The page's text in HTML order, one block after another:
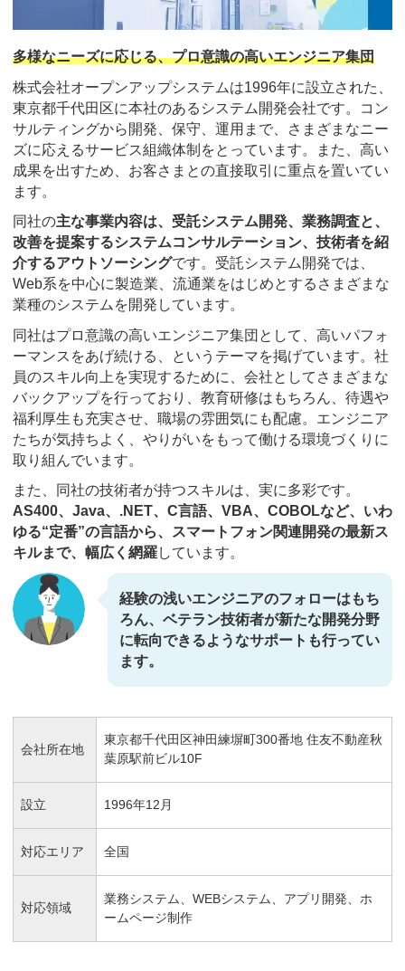
多様なニーズに応じる、プロ意識の高いエンジニア集団
株式会社オープンアップシステムは1996年に設立された、
東京都千代田区に本社のあるシステム開発会社です。コン
サルティングから開発、保守、運用まで、さまざまなニー
ズに応えるサービス組織体制をとっています。また、高い
成果を出すため、お客さまとの直接取引に重点を置いてい
ます。
同社の主な事業内容は、受託システム開発、業務調査と、
改善を提案するシステムコンサルテーション、技術者を紹
介するアウトソーシングです。受託システム開発では、
Web系を中心に製造業、流通業をはじめとするさまざまな
業種のシステムを開発しています。
同社はプロ意識の高いエンジニア集団として、高いパフォ
ーマンスをあげ続ける、というテーマを掲げています。社
員のスキル向上を実現するために、会社としてさまざまな
バックアップを行っており、教育研修はもちろん、待遇や
福利厚生も充実させ、職場の雰囲気にも配慮。エンジニア
たちが気持ちよく、やりがいをもって働ける環境づくりに
取り組んでいます。
また、同社の技術者が持つスキルは、実に多彩です。
AS400、Java、.NET、C言語、VBA、COBOLなど、いわ
ゆる“定番”の言語から、スマートフォン関連開発の最新ス
キルまで、幅広く網羅しています。
経験の浅いエンジニアのフォローはもち
ろん、ベテラン技術者が新たな開発分野
に転向できるようなサポートも行ってい
ます。
会社所在地
東京都千代田区神田練塀町300番地 住友不動産秋
葉原駅前ビル10F
設立 1996年12月
対応エリア 全国
対応領域
業務システム、WEBシステム、アプリ開発、ホ
ームページ制作